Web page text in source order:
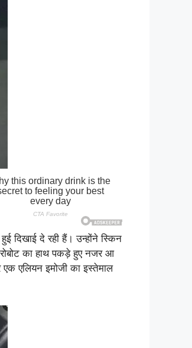
दिखाई दे रही हैं। उन्होंने स्किन
का हाथ पकड़े हुए नजर आ
एलियन इमोजी का इस्तेमाल